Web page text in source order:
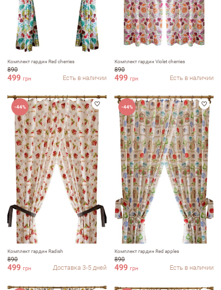
Комплект гардин Red cherries
890
499 грн Есть в наличии
Комплект гардин Violet cherries
890
499 грн Есть в наличии
-44%
Комплект гардин Radish
890
499 грн Доставка 3-5 дней
-44%
Комплект гардин Red apples
890
499 грн Есть в наличии